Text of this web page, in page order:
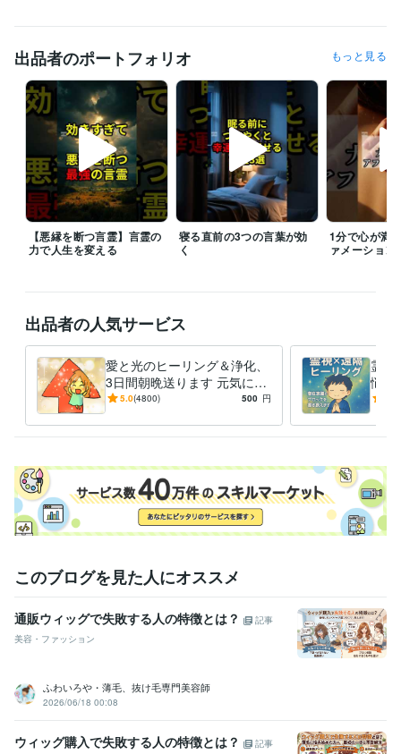
職歴
受賞歴
人生をより生きやすくするためのヒント
東大家庭教師が教える　や
る気の出し方、出させ方
資格・検定
マイクロソフト オフィス スペシャリスト（MOS） 取得年 : 2009年
税理士科目合格「簿記論」 取得年 : 2007年
日商簿記検定1級 取得年 : 2006年
ビジネス実務法務検定3級 取得年 : 2010年
調理師 取得年 : 2007年
ホームヘルパー2級 取得年 : 2005年
フォークリフト運転技能者
ビジネス・クリエイティブツール
Wix:7年 WordPress:5年
Google サイト:12年
Google スライド:12年Google ドキュメント:12年
PowerPoint:12年
Word:19年freee:7年Moneyfoward:5年弥生会計:19年
ChatGPT:1年
Adobe Photoshop:19年
Audacity:10年
Vrew:3年
リーディング:10年
エネルギー調整:10年
ビジネスコンサルティング:10年FX:10年バイナリーオプション:10年
MT4:10年
ネリング ヒーリング エーテルコードカット
占い ヒーリング
ビジネス代行・事務代行 ビジネスコンサルティング
財務・会計コン
サルティング
コンサルティング
英語 日常会話レベル
出品者のポートフォリオ もっと見る
【悪縁を断つ言霊】言霊の
力で人生を変える
寝る直前の3つの言葉が効
く
1分で心が満
ァメーション
出品者の人気サービス
愛と光のヒーリング＆浄化、
3日間朝晩送ります 元気にな
りたい、疲労や不安、浄化し
5.0(4800) 500 円
霊視
悩み
題の
方へ
このブログを見た人にオススメ
通販ウィッグで失敗する人の特徴とは？
記事
美容・ファッション
ふわいろや・薄毛、抜け毛専門美容師
2026/06/18 00:08
ウィッグ購入で失敗する人の特徴とは？
記事